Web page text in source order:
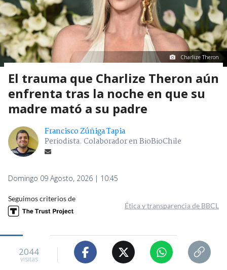
Charlize Theron
El trauma que Charlize Theron aún
enfrenta tras la noche en que su
madre mató a su padre
Francisco Zúñiga Tapia
Periodista. Colaborador en BioBioChile
Domingo 09 Agosto, 2026 | 10:45
Seguimos criterios de
Ética y transparencia de BBCL
2044
visitas